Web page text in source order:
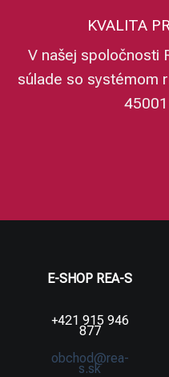
KVALITA
V našej spoločnosti
súlade so systémom
E-SHOP REA-S
+421 915 946
877
obchod@rea-
s.sk